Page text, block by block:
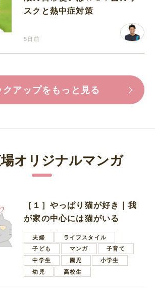
スクと熱中症対策
5日前
クアップをもっと見る
オリジナルマンガ
［１］やっぱり猫が好き｜我
が家の中心には猫がいる
夫婦
ライフスタイル
子ども
マンガ
子育て
中学生
園児
小学生
幼児
高校生